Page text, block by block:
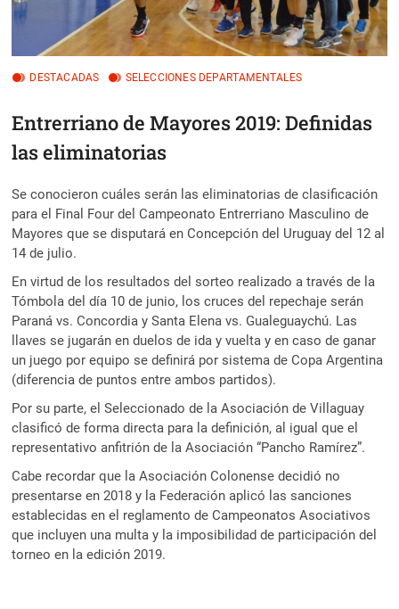
DESTACADAS SELECCIONES DEPARTAMENTALES
Entrerriano de Mayores 2019: Definidas
las eliminatorias
Se conocieron cuáles serán las eliminatorias de clasificación
para el Final Four del Campeonato Entrerriano Masculino de
Mayores que se disputará en Concepción del Uruguay del 12 al
14 de julio.
En virtud de los resultados del sorteo realizado a través de la
Tómbola del día 10 de junio, los cruces del repechaje serán
Paraná vs. Concordia y Santa Elena vs. Gualeguaychú. Las
llaves se jugarán en duelos de ida y vuelta y en caso de ganar
un juego por equipo se definirá por sistema de Copa Argentina
(diferencia de puntos entre ambos partidos).
Por su parte, el Seleccionado de la Asociación de Villaguay
clasificó de forma directa para la definición, al igual que el
representativo anfitrión de la Asociación “Pancho Ramírez”.
Cabe recordar que la Asociación Colonense decidió no
presentarse en 2018 y la Federación aplicó las sanciones
establecidas en el reglamento de Campeonatos Asociativos
que incluyen una multa y la imposibilidad de participación del
torneo en la edición 2019.